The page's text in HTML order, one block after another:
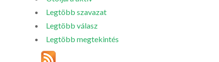
Legtöbb szavazat
Legtöbb válasz
Legtöbb megtekintés